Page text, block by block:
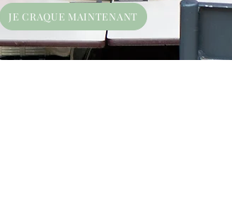
JE CRAQUE MAINTENANT